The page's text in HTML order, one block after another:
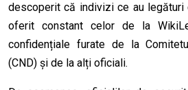
descoperit că indivizi ce au legături
oferit constant celor de la
confidențiale furate de la
(CND) și de la alți oficiali.